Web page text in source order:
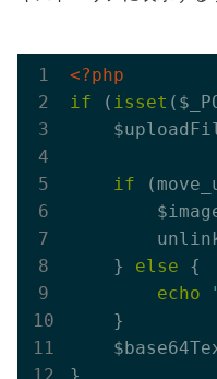
<?php
if ( isset
if
    }
else {
echo
    }